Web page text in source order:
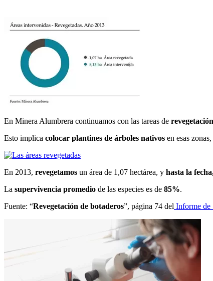
En Minera Alumbrera continuamos con las tareas de
Esto implica colocar plantines de árboles nativos en esas
En 2013, revegetamos un área de 1,07 hectárea, y hasta la
La supervivencia promedio de las especies es de 85%.
Fuente: “Revegetación de botaderos”, página 74 del Informe de